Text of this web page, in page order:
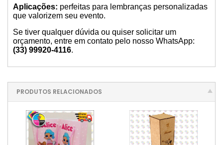
Aplicações: perfeitas para lembranças personalizadas
que valorizem seu evento.
Se tiver qualquer dúvida ou quiser solicitar um
orçamento, entre em contato pelo nosso WhatsApp:
(33) 99920-4116.
PRODUTOS RELACIONADOS